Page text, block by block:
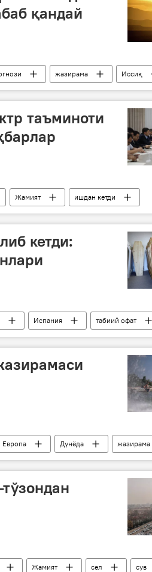
қандай
жазирама
Иссиқ
таъминоти
Жамият
ишдан кетди
кетди:
Испания
табиий офат
Европа Дунёда жазирама
Жамият сел
сув